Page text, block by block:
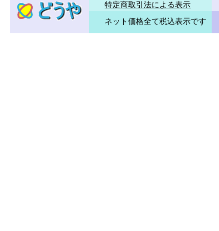
特定商取引法による表示
ネット価格全て税込表示です